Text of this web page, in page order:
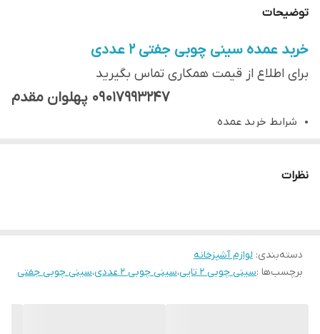
توضیحات
خربد عمده سینی چوبی جفتی 2 عددی
برای اطلاع از قیمت همکاری تماس بگیرید
شرایط خرید عمده
حداقل مبلغ خرید برای خرید عمده 500.000 تومان
نظرات
دسته‌بندی: لوازم آشپزخانه
برچسب‌ها :سینی چوبی 2 تایی ،سینی چوبی 2 عددی ،سینی چوبی جفتی